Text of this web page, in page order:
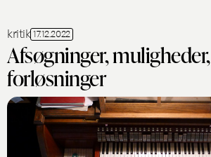
kritik 17.12.2022
Afsøgninger, muligheder,
forløsninger